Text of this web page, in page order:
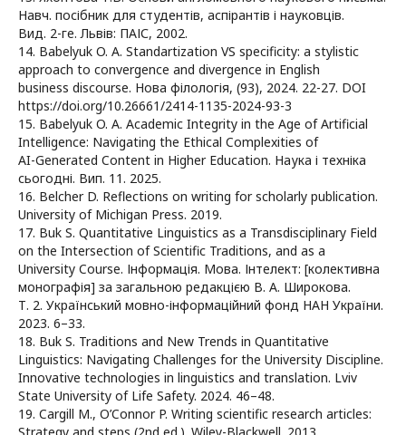
Навч. посібник для студентів, аспірантів і науковців.
Вид. 2-ге. Львів: ПАІС, 2002.
14. Babelyuk O. A. Standartization VS specificity: a stylistic
approach to convergence and divergence in English
business discourse. Нова філологія, (93), 2024. 22-27. DOI
https://doi.org/10.26661/2414-1135-2024-93-3
15. Babelyuk O. A. Academic Integrity in the Age of Artificial
Intelligence: Navigating the Ethical Complexities of
AI-Generated Content in Higher Education. Наука і техніка
сьогодні. Вип. 11. 2025.
16. Belcher D. Reflections on writing for scholarly publication.
University of Michigan Press. 2019.
17. Buk S. Quantitative Linguistics as a Transdisciplinary Field
on the Intersection of Scientific Traditions, and as a
University Course. Інформація. Мова. Інтелект: [колективна
монографія] за загальною редакцією В. А. Широкова.
Т. 2. Український мовно-інформаційний фонд НАН України.
2023. 6–33.
18. Buk S. Traditions and New Trends in Quantitative
Linguistics: Navigating Challenges for the University Discipline.
Innovative technologies in linguistics and translation. Lviv
State University of Life Safety. 2024. 46–48.
19. Cargill M., O’Connor P. Writing scientific research articles:
Strategy and steps (2nd ed.). Wiley-Blackwell. 2013.